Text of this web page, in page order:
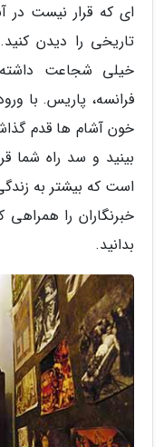
ای که قرار نیست در
تاریخی را دیدن
خیلی شجاعت
فرانسه، پاریس. با
خون آشام ها قدم
بینید و سد راه شما
است که بیشتر به
خبرنگاران را
بدانید.